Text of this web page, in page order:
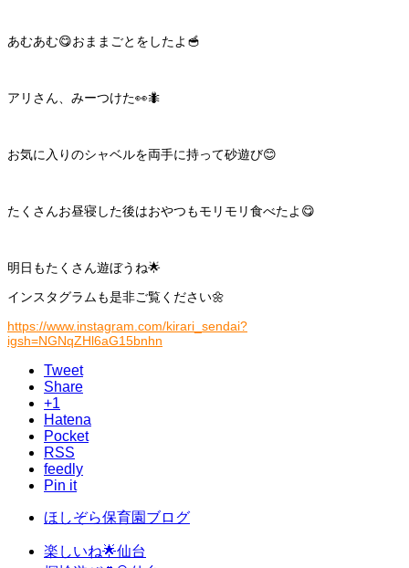
あむあむ😋おままごとをしたよ🥣
アリさん、みーつけた👀🐜
お気に入りのシャベルを両手に持って砂遊び😊
たくさんお昼寝した後はおやつもモリモリ食べたよ😋
明日もたくさん遊ぼうね🌟
インスタグラムも是非ご覧ください🌼
https://www.instagram.com/kirari_sendai?
igsh=NGNqZHl6aG15bnhn
Tweet
Share
+1
Hatena
Pocket
RSS
feedly
Pin it
ほしぞら保育園ブログ
楽しいね🌟仙台